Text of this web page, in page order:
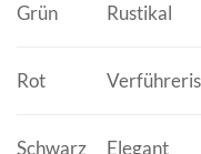
Grün Rustikal
Rot
Schwarz Elegant